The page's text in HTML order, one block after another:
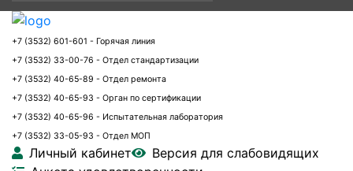
+7 (3532) 601-601 - Горячая линия
+7 (3532) 33-00-76 - Отдел стандартизации
+7 (3532) 40-65-89 - Отдел ремонта
+7 (3532) 40-65-93 - Орган по сертификации
+7 (3532) 40-65-96 - Испытательная лаборатория
+7 (3532) 33-05-93 - Отдел МОП
Личный кабинет
Версия для слабовидящих